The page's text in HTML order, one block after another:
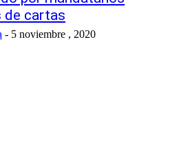
de cartas
- 5 noviembre , 2020